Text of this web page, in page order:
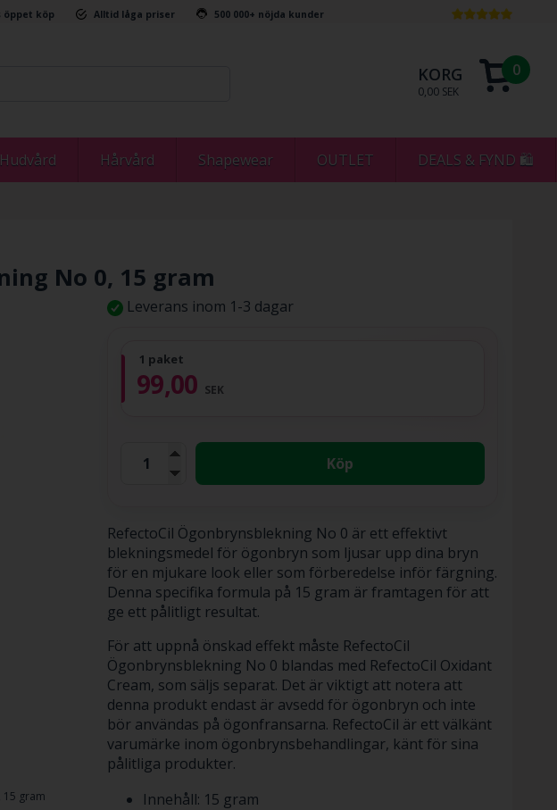
öppet köp Alltid låga priser 500 000+ nöjda kunder
KORG
0,00 SEK
0
Hudvård Hårvård Shapewear OUTLET DEALS & FYND 🛍
No 0, 15 gram
15 gram
Leverans inom 1-3 dagar
1 paket
99,00 SEK
Köp
RefectoCil Ögonbrynsblekning No 0 är ett effektivt
blekningsmedel för ögonbryn som ljusar upp dina bryn
för en mjukare look eller som förberedelse inför färgning.
Denna specifika formula på 15 gram är framtagen för att
ge ett pålitligt resultat.
För att uppnå önskad effekt måste RefectoCil
Ögonbrynsblekning No 0 blandas med RefectoCil Oxidant
Cream, som säljs separat. Det är viktigt att notera att
denna produkt endast är avsedd för ögonbryn och inte
bör användas på ögonfransarna. RefectoCil är ett välkänt
varumärke inom ögonbrynsbehandlingar, känt för sina
pålitliga produkter.
Innehåll: 15 gram